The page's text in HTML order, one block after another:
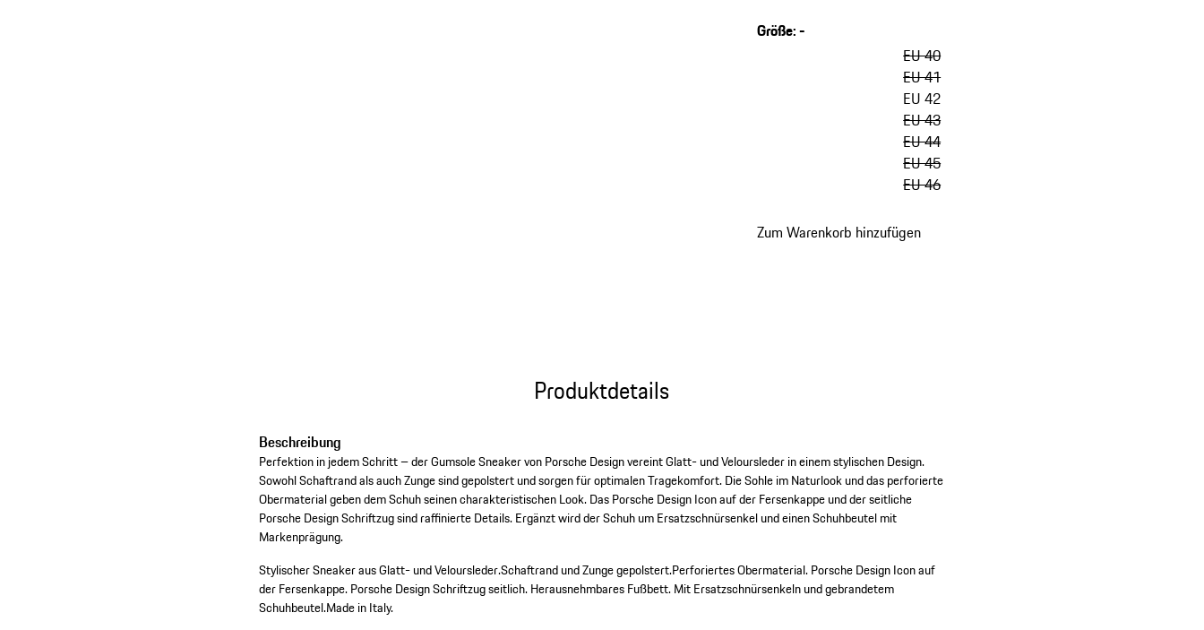
Größe:-
EU 40
EU 41
EU 42
EU 43
EU 44
EU 45
EU 46
zu
Zum Warenkorb hinzufügen
Produktdetails
Beschreibung
Perfektion in jedem Schritt – der Gumsole Sneaker von Porsche Design vereint Glatt- und Veloursleder in einem stylischen Design.
Sowohl Schaftrand als auch Zunge sind gepolstert und sorgen für optimalen Tragekomfort. Die Sohle im Naturlook und das perforierte
Obermaterial geben dem Schuh seinen charakteristischen Look. Das Porsche Design Icon auf der Fersenkappe und der seitliche
Porsche Design Schriftzug sind raffinierte Details. Ergänzt wird der Schuh um Ersatzschnürsenkel und einen Schuhbeutel mit
Markenprägung.
Stylischer Sneaker aus Glatt- und Veloursleder.Schaftrand und Zunge gepolstert.Perforiertes Obermaterial.Porsche Design Icon auf
der Fersenkappe.Porsche Design Schriftzug seitlich.Herausnehmbares Fußbett.Mit Ersatzschnürsenkeln und gebrandetem
Schuhbeutel.Made in Italy.